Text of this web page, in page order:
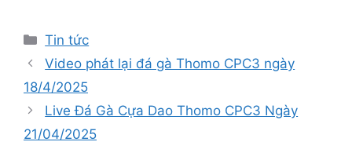
Tin tức
Video phát lại đá gà Thomo CPC3 ngày
18/4/2025
Live Đá Gà Cựa Dao Thomo CPC3 Ngày
21/04/2025